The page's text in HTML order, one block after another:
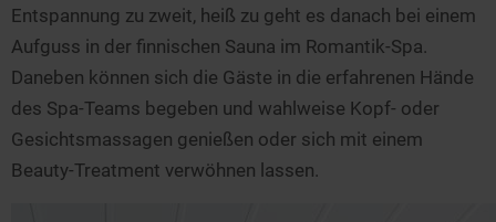
Entspannung zu zweit, heiß zu geht es danach bei einem
Aufguss in der finnischen Sauna im Romantik-Spa.
Daneben können sich die Gäste in die erfahrenen Hände
des Spa-Teams begeben und wahlweise Kopf- oder
Gesichtsmassagen genießen oder sich mit einem
Beauty-Treatment verwöhnen lassen.